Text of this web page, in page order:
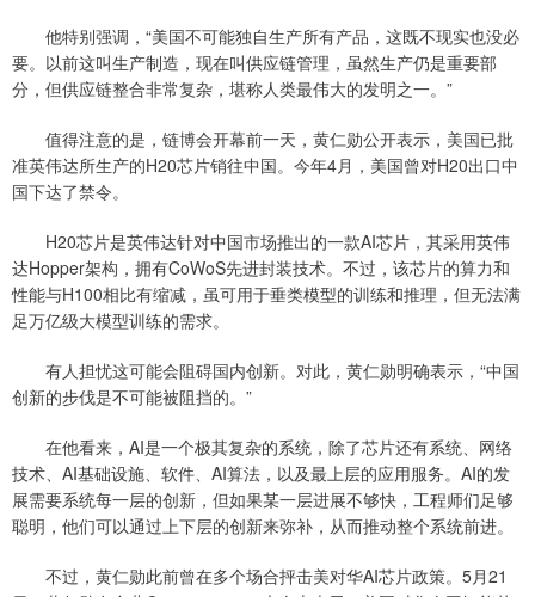
他特别强调，“美国不可能独自生产所有产品，这既不现实也没必
要。以前这叫生产制造，现在叫供应链管理，虽然生产仍是重要部
分，但供应链整合非常复杂，堪称人类最伟大的发明之一。”
值得注意的是，链博会开幕前一天，黄仁勋公开表示，美国已批
准英伟达所生产的H20芯片销往中国。今年4月，美国曾对H20出口中
国下达了禁令。
H20芯片是英伟达针对中国市场推出的一款AI芯片，其采用英伟
达Hopper架构，拥有CoWoS先进封装技术。不过，该芯片的算力和
性能与H100相比有缩减，虽可用于垂类模型的训练和推理，但无法满
足万亿级大模型训练的需求。
有人担忧这可能会阻碍国内创新。对此，黄仁勋明确表示，“中国
创新的步伐是不可能被阻挡的。”
在他看来，AI是一个极其复杂的系统，除了芯片还有系统、网络
技术、AI基础设施、软件、AI算法，以及最上层的应用服务。AI的发
展需要系统每一层的创新，但如果某一层进展不够快，工程师们足够
聪明，他们可以通过上下层的创新来弥补，从而推动整个系统前进。
不过，黄仁勋此前曾在多个场合抨击美对华AI芯片政策。5月21